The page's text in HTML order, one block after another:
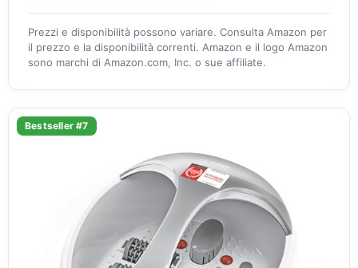
Prezzi e disponibilità possono variare. Consulta Amazon per
il prezzo e la disponibilità correnti. Amazon e il logo Amazon
sono marchi di Amazon.com, Inc. o sue affiliate.
Bestseller #7